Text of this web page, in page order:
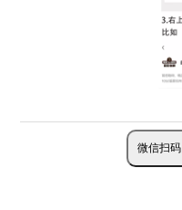
微信扫码